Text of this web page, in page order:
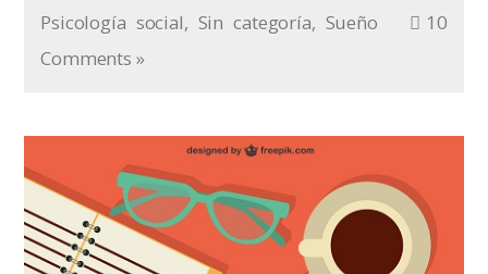
Psicología social, Sin categoría, Sueño
10
Comments »